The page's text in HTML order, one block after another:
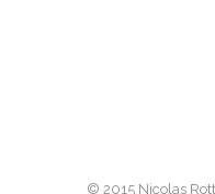
© 2015 Nicolas